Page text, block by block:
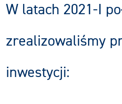
W latach 2021-I
zrealizowaliśmy
inwestycji: